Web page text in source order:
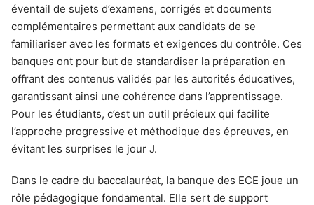
éventail de sujets d’examens, corrigés et documents
complémentaires permettant aux candidats de se
familiariser avec les formats et exigences du contrôle. Ces
banques ont pour but de standardiser la préparation en
offrant des contenus validés par les autorités éducatives,
garantissant ainsi une cohérence dans l’apprentissage.
Pour les étudiants, c’est un outil précieux qui facilite
l’approche progressive et méthodique des épreuves, en
évitant les surprises le jour J.
Dans le cadre du baccalauréat, la banque des ECE joue un
rôle pédagogique fondamental. Elle sert de support